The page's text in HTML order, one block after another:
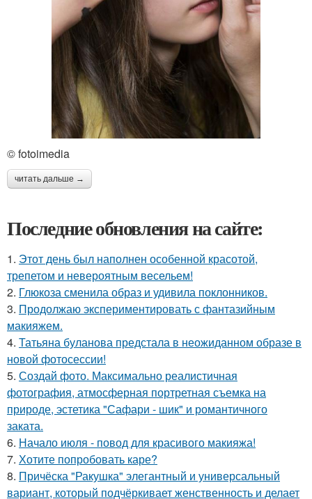
© fotoimedia
читать дальше →
Последние обновления на сайте:
1. Этот день был наполнен особенной красотой,
трепетом и невероятным весельем!
2. Глюкоза сменила образ и удивила поклонников.
3. Продолжаю экспериментировать с фантазийным
макияжем.
4. Татьяна буланова предстала в неожиданном образе в
новой фотосессии!
5. Создай фото. Максимально реалистичная
фотография, атмосферная портретная съемка на
природе, эстетика "Сафари - шик" и романтичного
заката.
6. Начало июля - повод для красивого макияжа!
7. Хотите попробовать каре?
8. Причёска "Ракушка" элегантный и универсальный
вариант, который подчёркивает женственность и делает